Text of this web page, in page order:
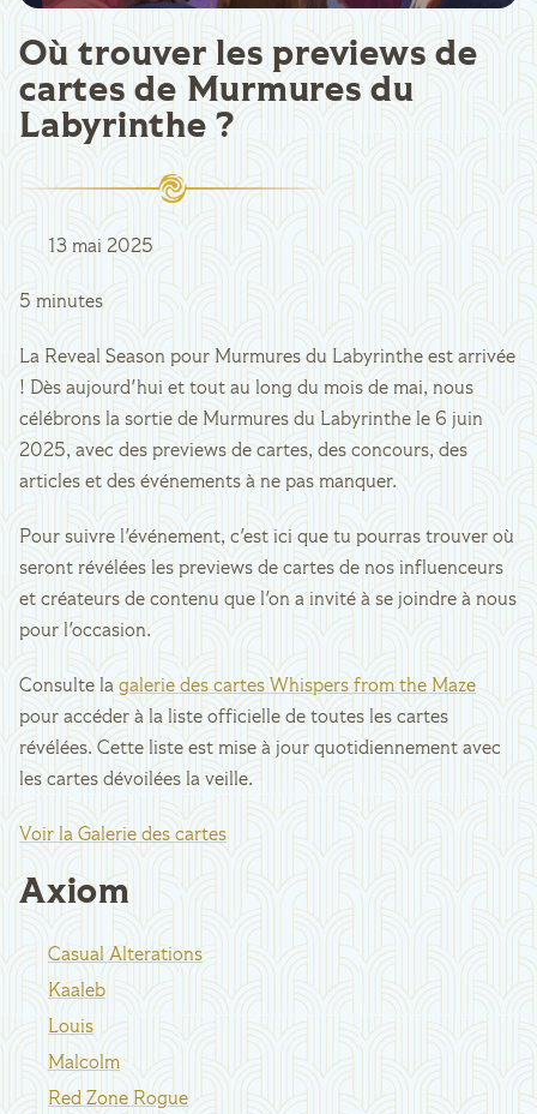
Où trouver les previews de
cartes de Murmures du
Labyrinthe ?
13 mai 2025
5 minutes
La Reveal Season pour Murmures du Labyrinthe est arrivée
! Dès aujourd'hui et tout au long du mois de mai, nous
célébrons la sortie de Murmures du Labyrinthe le 6 juin
2025, avec des previews de cartes, des concours, des
articles et des événements à ne pas manquer.
Pour suivre l'événement, c'est ici que tu pourras trouver où
seront révélées les previews de cartes de nos influenceurs
et créateurs de contenu que l'on a invité à se joindre à nous
pour l'occasion.
Consulte lagalerie des cartes Whispers from the Maze
pour accéder à la liste officielle de toutes les cartes
révélées. Cette liste est mise à jour quotidiennement avec
les cartes dévoilées la veille.
Voir la Galerie des cartes
Axiom
Casual Alterations
Kaaleb
Louis
Malcolm
Red Zone Rogue